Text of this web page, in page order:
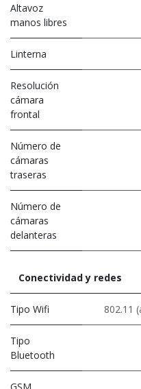
Altavoz
manos libres
Linterna
Resolución
cámara
frontal
Número de
cámaras
traseras
Número de
cámaras
delanteras
Conectividad y redes
Tipo Wifi 802.11
Tipo
Bluetooth